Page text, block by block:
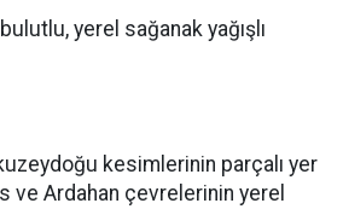
yerel sağanak yağışlı
kesimlerinin parçalı yer
ve Ardahan çevrelerinin yerel